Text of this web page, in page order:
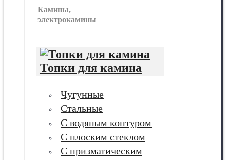
Камины,
электрокамины
Топки для камина
Чугунные
Стальные
С водяным контуром
С плоским стеклом
С призматическим